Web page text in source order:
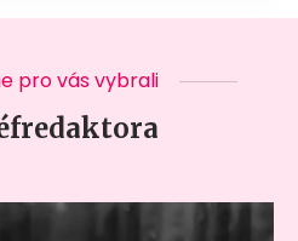
pro vás vybrali